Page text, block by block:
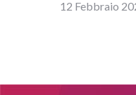
12 Febbraio